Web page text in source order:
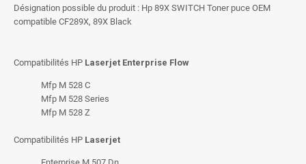
Désignation possible du produit : Hp 89X SWITCH Toner puce OEM
compatible CF289X, 89X Black
Compatibilités HP Laserjet Enterprise Flow
Mfp M 528 C
Mfp M 528 Series
Mfp M 528 Z
Compatibilités HP Laserjet